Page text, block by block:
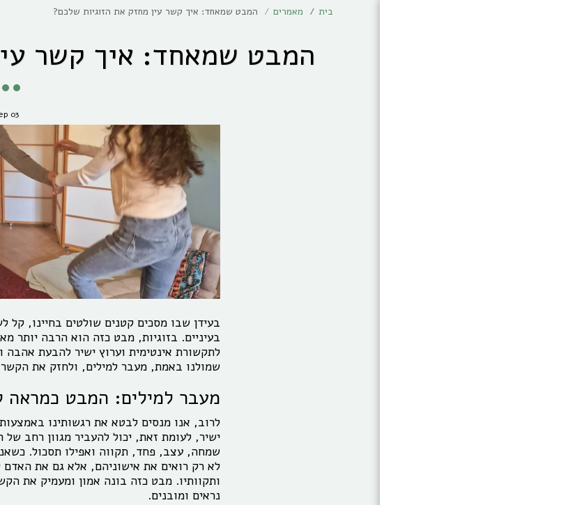
בית מאמרים המבט שמאחד: איך קשר עין מחזק את הזוגיות שלכם?
המבט שמאחד: איך קשר
03
בעידן שבו מסכים קטנים שולטים בחיינו,
בעיניים. בזוגיות, מבט כזה הוא הרבה יותר
לתקשורת אינטימית וערוץ ישיר להבעת
שמולנו באמת, מעבר למילים, ולחזק את הקשר
מעבר למילים: המבט כמראה
לרוב, אנו מנסים לבטא את רגשותינו
ישיר, לעומת זאת, יכול להעביר מגוון רחב
שמחה, עצב, פחד, תקווה ואפילו תסכול.
לא רק רואים את אישוניהם, אלא גם את האדם
ותקוותיו. מבט כזה בונה אמון ומעמיק את
נראים ומובנים.